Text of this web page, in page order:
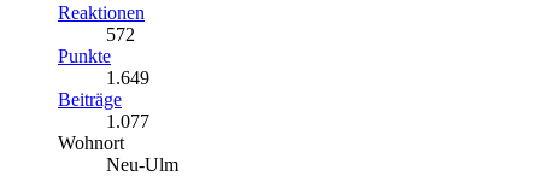
Reaktionen
572
Punkte
1.649
Beiträge
1.077
Wohnort
Neu-Ulm